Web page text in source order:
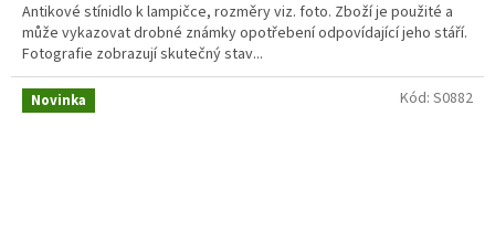
Antikové stínidlo k lampičce, rozměry viz. foto. Zboží je použité a
může vykazovat drobné známky opotřebení odpovídající jeho stáří.
Fotografie zobrazují skutečný stav...
Novinka Kód: S0882